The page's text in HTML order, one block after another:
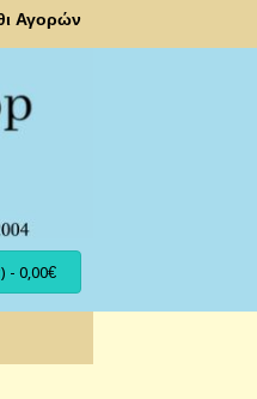
Αγορών
- 0,00€